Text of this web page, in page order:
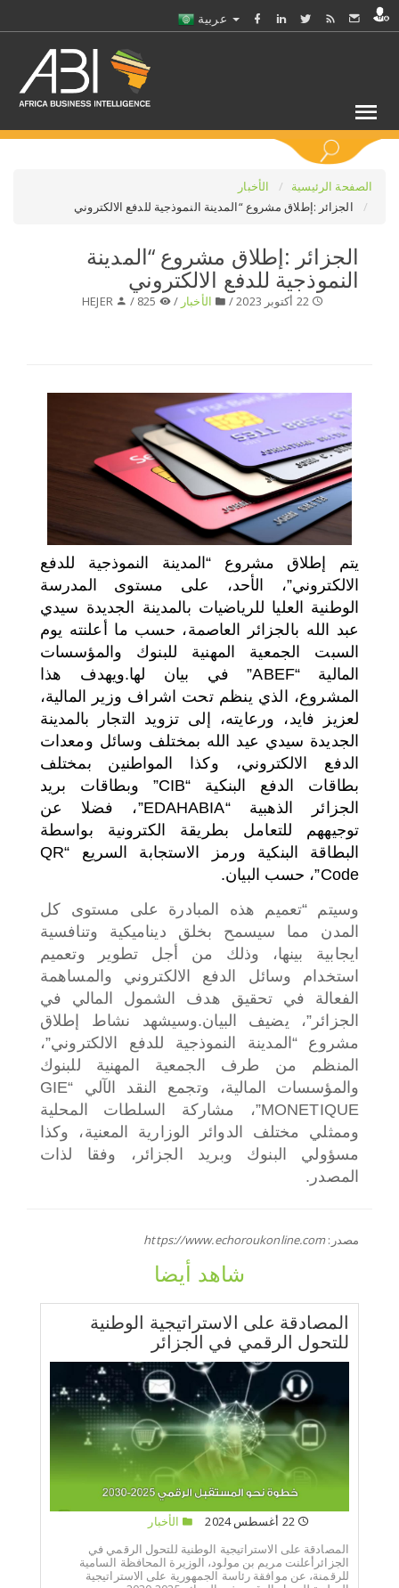
الصفحة الرئيسية
الأخبار
الجزائر :إطلاق مشروع “المدينة النموذجية للدفع الالكتروني
الجزائر :إطلاق مشروع “المدينة
النموذجية للدفع الالكتروني
22 أكتوبر 2023 / الأخبار /
HEJER
يتم إطلاق مشروع “المدينة النموذجية للدفع
الالكتروني”، الأحد، على مستوى المدرسة
الوطنية العليا للرياضيات بالمدينة الجديدة سيدي
عبد الله بالجزائر العاصمة، حسب ما أعلنته يوم
السبت الجمعية المهنية للبنوك والمؤسسات
المالية “ABEF” في بيان لها.
ويهدف هذا
المشروع، الذي ينظم تحت اشراف وزير المالية،
لعزيز فايد، ورعايته، إلى تزويد التجار بالمدينة
الجديدة سيدي عيد الله بمختلف وسائل ومعدات
الدفع الالكتروني، وكذا المواطنين بمختلف
بطاقات الدفع البنكية “CIB” وبطاقات بريد
الجزائر الذهبية “EDAHABIA”، فضلا عن
توجيههم للتعامل بطريقة الكترونية بواسطة
البطاقة البنكية ورمز الاستجابة السريع “QR
Code”، حسب البيان.
وسيتم “تعميم هذه المبادرة على مستوى كل
المدن مما سيسمح بخلق ديناميكية وتنافسية
ايجابية بينها، وذلك من أجل تطوير وتعميم
استخدام وسائل الدفع الالكتروني والمساهمة
الفعالة في تحقيق هدف الشمول المالي في
الجزائر”، يضيف البيان.وسيشهد نشاط إطلاق
مشروع “المدينة النموذجية للدفع الالكتروني”،
المنظم من طرف الجمعية المهنية للبنوك
والمؤسسات المالية، وتجمع النقد الآلي “GIE
MONETIQUE”، مشاركة السلطات المحلية
وممثلي مختلف الدوائر الوزارية المعنية، وكذا
مسؤولي البنوك وبريد الجزائر، وفقا لذات
المصدر.
مصدر:https://www.echoroukonline.com
شاهد أيضا
المصادقة على الاستراتيجية الوطنية
للتحول الرقمي في الجزائر
22 أغسطس 2024
الأخبار
المصادقة على الاستراتيجية الوطنية للتحول الرقمي في
الجزائرأعلنت مريم بن مولود، الوزيرة المحافظة السامية
للرقمنة، عن موافقة رئاسة الجمهورية على الاستراتيجية